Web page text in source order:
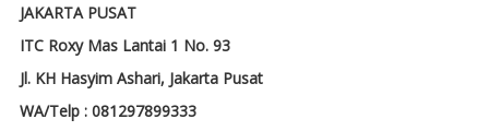
JAKARTA PUSAT
ITC Roxy Mas Lantai 1 No. 93
Jl. KH Hasyim Ashari, Jakarta Pusat
WA/Telp : 081297899333